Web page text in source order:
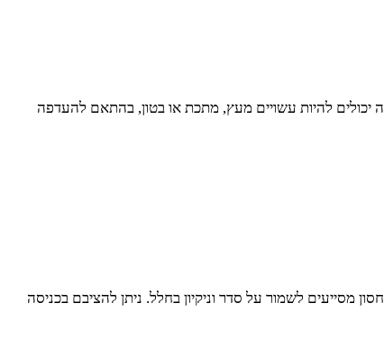
יכולים להיות עשויים מעץ, מתכת או בטון, בהתאם להעדפה
לשמור על סדר וניקיון בחלל. ניתן להציבם בכניסה